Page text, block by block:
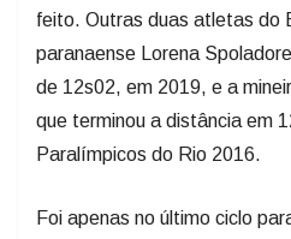
feito. Outras duas atletas do
paranaense Lorena
de 12s02, em 2019, e a
que terminou a distância em
Paralímpicos do Rio 2016.
Foi apenas no último ciclo